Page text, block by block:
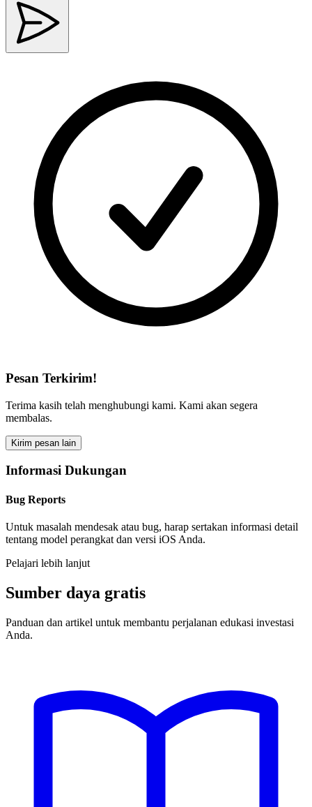
Pesan Terkirim!
Terima kasih telah menghubungi kami. Kami akan segera
membalas.
Kirim pesan lain
Informasi Dukungan
Bug Reports
Untuk masalah mendesak atau bug, harap sertakan informasi detail
tentang model perangkat dan versi iOS Anda.
Pelajari lebih lanjut
Sumber daya gratis
Panduan dan artikel untuk membantu perjalanan edukasi investasi
Anda.